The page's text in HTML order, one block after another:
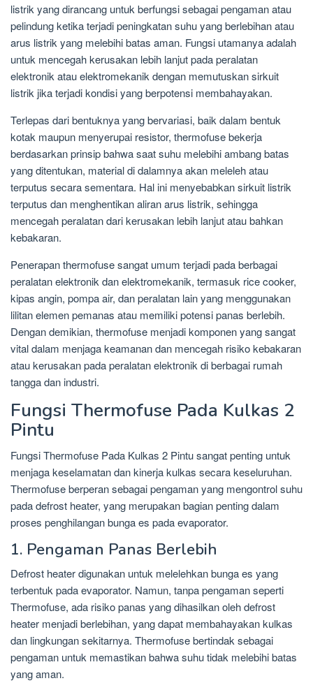
listrik yang dirancang untuk berfungsi sebagai pengaman atau
pelindung ketika terjadi peningkatan suhu yang berlebihan atau
arus listrik yang melebihi batas aman. Fungsi utamanya adalah
untuk mencegah kerusakan lebih lanjut pada peralatan
elektronik atau elektromekanik dengan memutuskan sirkuit
listrik jika terjadi kondisi yang berpotensi membahayakan.
Terlepas dari bentuknya yang bervariasi, baik dalam bentuk
kotak maupun menyerupai resistor, thermofuse bekerja
berdasarkan prinsip bahwa saat suhu melebihi ambang batas
yang ditentukan, material di dalamnya akan meleleh atau
terputus secara sementara. Hal ini menyebabkan sirkuit listrik
terputus dan menghentikan aliran arus listrik, sehingga
mencegah peralatan dari kerusakan lebih lanjut atau bahkan
kebakaran.
Penerapan thermofuse sangat umum terjadi pada berbagai
peralatan elektronik dan elektromekanik, termasuk rice cooker,
kipas angin, pompa air, dan peralatan lain yang menggunakan
lilitan elemen pemanas atau memiliki potensi panas berlebih.
Dengan demikian, thermofuse menjadi komponen yang sangat
vital dalam menjaga keamanan dan mencegah risiko kebakaran
atau kerusakan pada peralatan elektronik di berbagai rumah
tangga dan industri.
Fungsi Thermofuse Pada Kulkas 2
Pintu
Fungsi Thermofuse Pada Kulkas 2 Pintu sangat penting untuk
menjaga keselamatan dan kinerja kulkas secara keseluruhan.
Thermofuse berperan sebagai pengaman yang mengontrol suhu
pada defrost heater, yang merupakan bagian penting dalam
proses penghilangan bunga es pada evaporator.
1. Pengaman Panas Berlebih
Defrost heater digunakan untuk melelehkan bunga es yang
terbentuk pada evaporator. Namun, tanpa pengaman seperti
Thermofuse, ada risiko panas yang dihasilkan oleh defrost
heater menjadi berlebihan, yang dapat membahayakan kulkas
dan lingkungan sekitarnya. Thermofuse bertindak sebagai
pengaman untuk memastikan bahwa suhu tidak melebihi batas
yang aman.